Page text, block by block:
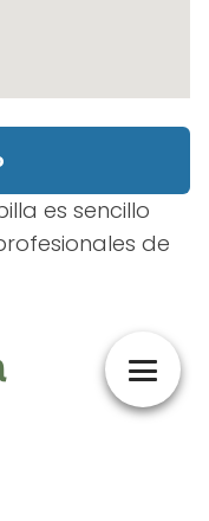
es sencillo
de